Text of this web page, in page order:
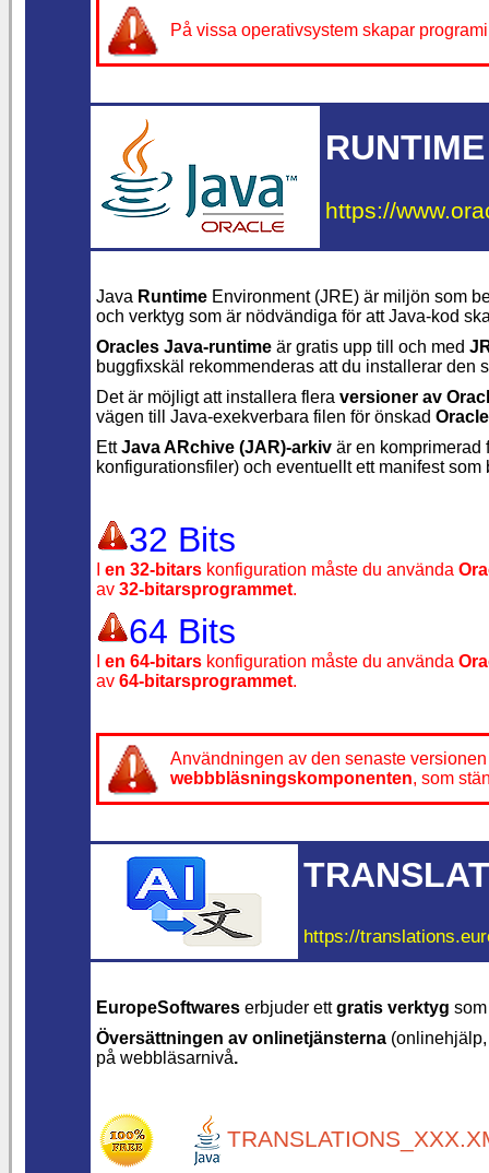
På vissa operativsystem skapar
https://
Java Runtime Environment (JRE) är miljön som
och verktyg som är nödvändiga för att Java-kod
Oracles Java-runtime är gratis upp till och med
buggfixskäl rekommenderas att du installerar den
Det är möjligt att installera flera versioner av
vägen till Java-exekverbara filen för önskad
EttJava ARchive (JAR)-arkiv är en
konfigurationsfiler) och eventuellt ett manifest
32 Bits
en 32-bitars konfiguration måste du använda
av 32-bitarsprogrammet.
64 Bits
en 64-bitars konfiguration måste du använda
av 64-bitarsprogrammet.
Användningen av den senaste
webbbläsningskomponenten, som
https://
EuropeSoftwares erbjuder ettgratis verktyg
Översättningen av onlinetjänsterna
på webbläsarnivå.